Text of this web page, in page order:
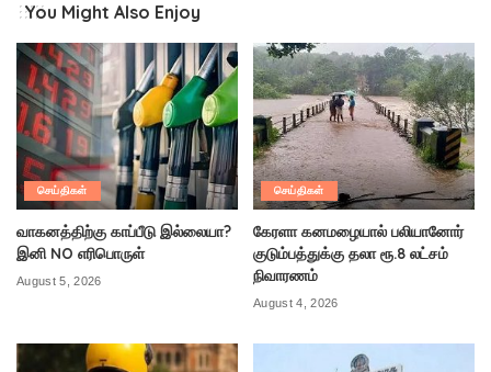
You Might Also Enjoy
செய்திகள்
வாகனத்திற்கு காப்பீடு இல்லையா?
இனி NO எரிபொருள்
August 5, 2026
செய்திகள்
கேரளா கனமழையால் பலியானோர்
குடும்பத்துக்கு தலா ரூ.8 லட்சம்
நிவாரணம்
August 4, 2026